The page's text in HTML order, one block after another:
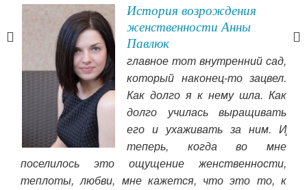
История возрождения
женственности Анны
Павлюк
главное тот внутренний сад,
который наконец-то зацвел.
Как долго я к нему шла. Как
долго училась выращивать
его и ухаживать за ним. И
теперь, когда во мне
поселилось это ощущение женственности,
теплоты, любви, мне кажется, что это то, к